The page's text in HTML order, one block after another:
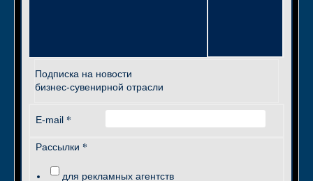
Подписка на новости
бизнес-сувенирной отрасли
E-mail *
Рассылки *
для рекламных агентств